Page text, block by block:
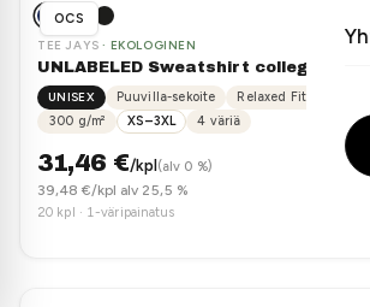
Hyväksy tarjous ja vahvista tilaus
4 Toimitus 2–3 viikossa koko Suomeen
PYYDÄ TARJOUS
OCS
TEE JAYS · EKOLOGINEN
UNLABELED Sweatshirt collegepaita
UNISEX Puuvilla-sekoite
Relaxed Fit
300 g/m² XS–3XL 4 väriä
31,46€/kpl (alv 0 %)
39,48 €/kpl alv 25,5 %
20 kpl · 1-väripainatus